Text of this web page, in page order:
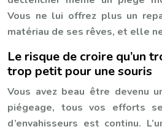
Vous ne lui offrez plus un
matériau de ses rêves, et elle
Le risque de croire qu’un
trop petit pour une souris
Vous avez beau être devenu
piégeage, tous vos efforts
d’envahisseurs est continu.